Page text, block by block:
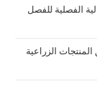
الفصلية للفصل
الزراعية